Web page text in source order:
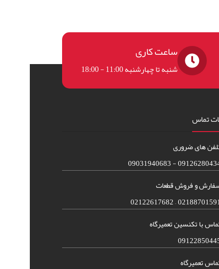
ساعت کاری
شنبه تا چهارشنبه 11:00 - 18:00
تماس
های ضروری
09126280434 -
و فروش قطعات
02188701591 –
با تکنسین تعمیرگاه
تعمیرگاه